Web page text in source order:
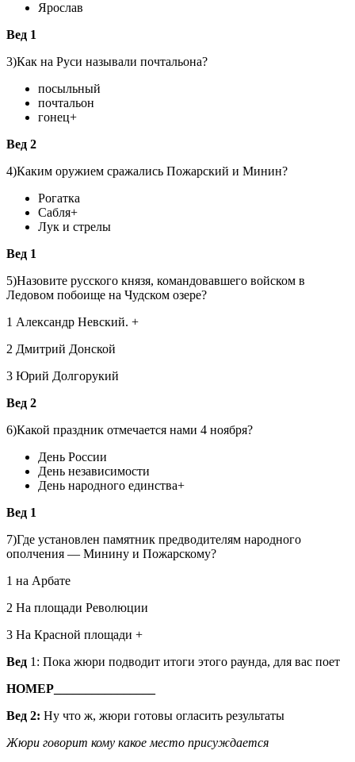
Ярослав
Вед 1
3)Как на Руси называли почтальона?
посыльный
почтальон
гонец+
Вед 2
4)Каким оружием сражались Пожарский и Минин?
Рогатка
Сабля+
Лук и стрелы
Вед 1
5)Назовите русского князя, командовавшего войском в
Ледовом побоище на Чудском озере?
1 Александр Невский. +
2 Дмитрий Донской
3 Юрий Долгорукий
Вед 2
6)Какой праздник отмечается нами 4 ноября?
День России
День независимости
День народного единства+
Вед 1
7)Где установлен памятник предводителям народного
ополчения — Минину и Пожарскому?
1 на Арбате
2 На площади Революции
3 На Красной площади +
Вед 1: Пока жюри подводит итоги этого раунда, для вас поет
НОМЕР________________
Вед 2: Ну что ж, жюри готовы огласить результаты
Жюри говорит кому какое место присуждается